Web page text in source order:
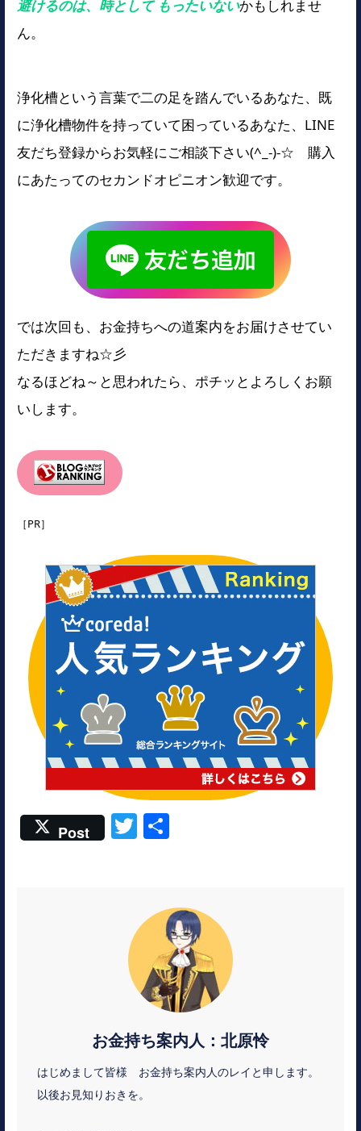
避けるのは、時として もったいないかもしれませ
ん。
浄化槽という言葉で二の足を踏んでいるあなた、既
に浄化槽物件を持っていて困っているあなた、LINE
友だち登録からお気軽にご相談下さい(^_-)-☆ 購入
にあたってのセカンドオピニオン歓迎です。
では次回も、お金持ちへの道案内をお届けさせてい
ただきますね☆彡
なるほどね～と思われたら、ポチッとよろしくお願
いします。
［PR］
Post T
er
お金持ち案内人：北原怜
はじめまして皆様 お金持ち案内人のレイと申します。
以後お見知りおきを。